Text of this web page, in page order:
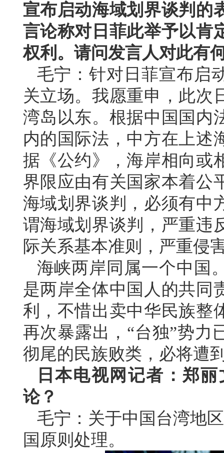
宣布启动海域划界谈判的
言论称对日菲此举予以肯
权利。请问发言人对此有
毛宁：针对日菲宣布启
关立场。我愿重申，此次
湾岛以东。根据中国国内
内的国际法，中方在上述
据《公约》，海岸相向或
界限应由有关国家本着公
海域划界谈判，必须有中
谓海域划界谈判，严重违
际关系基本准则，严重侵
海峡两岸同属一个中国
是两岸全体中国人的共同
利，不惜出卖中华民族整
再次暴露出，“台独”势力
彻尾的民族败类，必将遭
日本电视网记者：郑
论？
毛宁：关于中国台湾地
国原则处理。